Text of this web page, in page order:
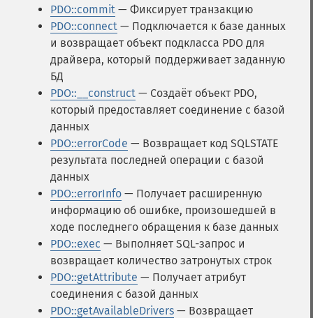
PDO::commit — Фиксирует транзакцию
PDO::connect — Подключается к базе данных
и возвращает объект подкласса PDO для
драйвера, который поддерживает заданную
БД
PDO::__construct — Создаёт объект PDO,
который предоставляет соединение с базой
данных
PDO::errorCode — Возвращает код SQLSTATE
результата последней операции с базой
данных
PDO::errorInfo — Получает расширенную
информацию об ошибке, произошедшей в
ходе последнего обращения к базе данных
PDO::exec — Выполняет SQL-запрос и
возвращает количество затронутых строк
PDO::getAttribute — Получает атрибут
соединения с базой данных
PDO::getAvailableDrivers — Возвращает